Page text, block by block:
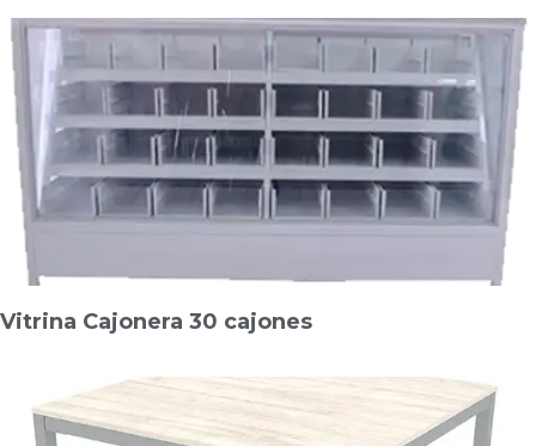
Vitrina Cajonera 30 cajones